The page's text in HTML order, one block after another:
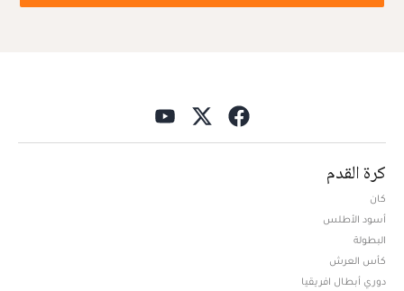
كرة القدم
كان
أسود الأطلس
البطولة
كأس العرش
دوري أبطال افريقيا